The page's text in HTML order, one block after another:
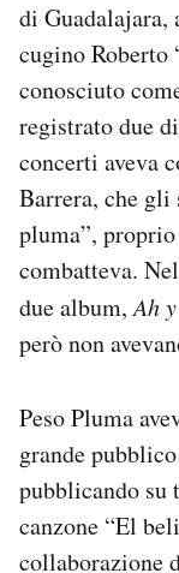
di Guadalajara,
cugino Roberto
conosciuto
registrato due
concerti aveva
Barrera, che gli
pluma”,
combatteva.
due album,Ah
però non
Peso Pluma
grande
pubblicando su
canzone “El
collaborazione